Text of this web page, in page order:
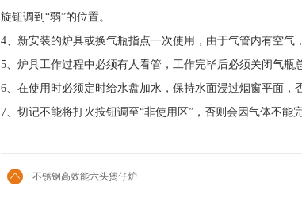
旋钮调到“弱”的位置。
4、新安装的炉具或换气瓶指点一次使用，由于气管内有空气
5、炉具工作过程中必须有人看管，工作完毕后必须关闭气瓶
6、在使用时必须定时给水盘加水，保持水面浸过烟窗平面，
7、切记不能将打火按钮调至“非使用区”，否则会因气体
不锈钢高效能六头煲仔炉